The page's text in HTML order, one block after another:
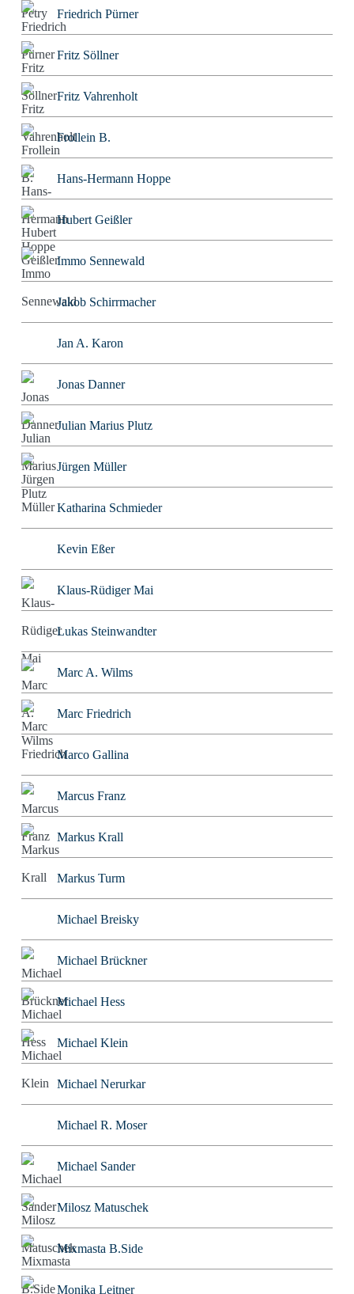
Friedrich Pürner
Fritz Söllner
Fritz Vahrenholt
Frollein B.
Hans-Hermann Hoppe
Hubert Geißler
Immo Sennewald
Jakob Schirrmacher
Jan A. Karon
Jonas Danner
Julian Marius Plutz
Jürgen Müller
Katharina Schmieder
Kevin Eßer
Klaus-Rüdiger Mai
Lukas Steinwandter
Marc A. Wilms
Marc Friedrich
Marco Gallina
Marcus Franz
Markus Krall
Markus Turm
Michael Breisky
Michael Brückner
Michael Hess
Michael Klein
Michael Nerurkar
Michael R. Moser
Michael Sander
Milosz Matuschek
Mixmasta B.Side
Monika Leitner